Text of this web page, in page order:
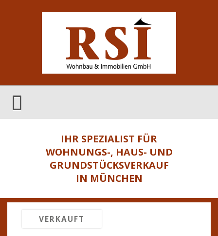
IHR SPEZIALIST FÜR
WOHNUNGS-, HAUS- UND
GRUNDSTÜCKSVERKAUF
IN MÜNCHEN
VERKAUFT